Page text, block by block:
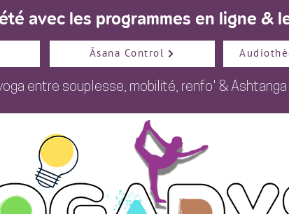
avec les programmes en ligne &
entre souplesse, mobilité, renfo' & Ashtanga
Āsana Control